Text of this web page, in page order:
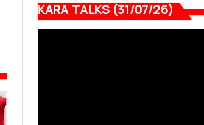
KARA TALKS (31/07/26)